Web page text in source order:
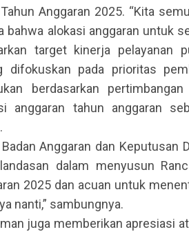
Anggaran 2025. “Kita
bahwa alokasi anggaran untuk
target kinerja pelayanan
difokuskan pada prioritas
berdasarkan
anggaran tahun anggaran
Anggaran dan Keputusan
dalam menyusun
2025 dan acuan untuk
nanti,” sambungnya.
juga memberikan apresiasi